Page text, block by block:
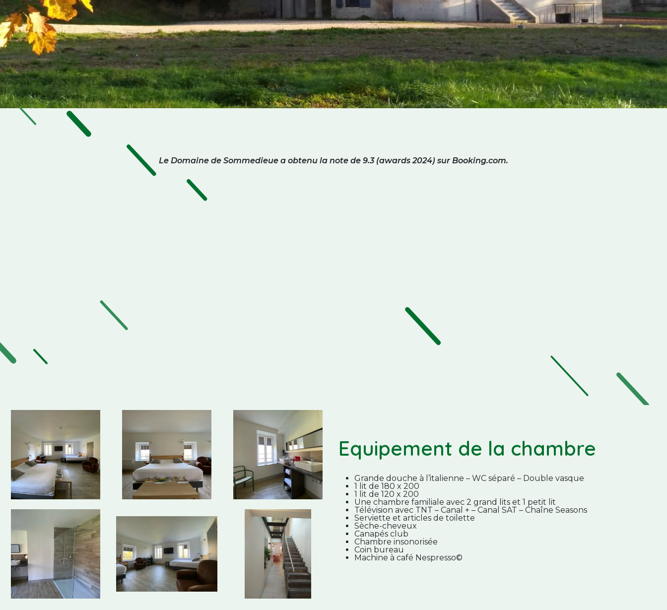
Le Domaine de Sommedieue a obtenu la note de 9.3 (awards 2024) sur Booking.com.
Equipement de la chambre
Grande douche à l’italienne – WC séparé – Double vasque
1 lit de 180 x 200
1 lit de 120 x 200
Une chambre familiale avec 2 grand lits et 1 petit lit
Télévision avec TNT – Canal + – Canal SAT – Chaîne Seasons
Serviette et articles de toilette
Sèche-cheveux
Canapés club
Chambre insonorisée
Coin bureau
Machine à café Nespresso©